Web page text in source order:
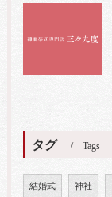
タグ Tags
結婚式 神社